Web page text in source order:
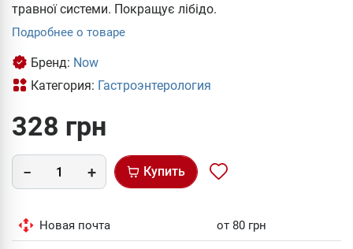
травної системи. Покращує лібідо.
Подробнее о товаре
Бренд: Now
Категория: Гастроэнтерология
328 грн
Купить
Новая почта от 80 грн